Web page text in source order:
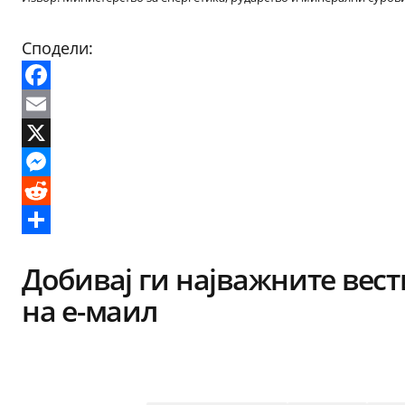
Сподели:
Facebook
Email
X
Messenger
Reddit
Добивај ги најважните
на е-маил